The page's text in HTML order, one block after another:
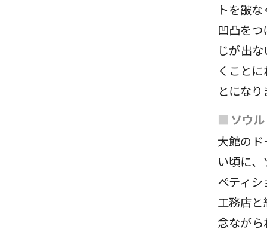
トを皺
凹凸を
じが出
くこと
とにな
■ ソウ
大館の
い頃に
ペティ
工務店
念なが